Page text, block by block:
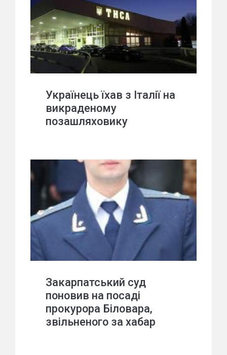
Українець їхав з Італії на
викраденому
позашляховику
Закарпатський суд
поновив на посаді
прокурора Біловара,
звільненого за хабар